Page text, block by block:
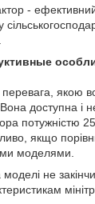
-
якою
доступна і
потужністю
якщо
моделями.
моделі не